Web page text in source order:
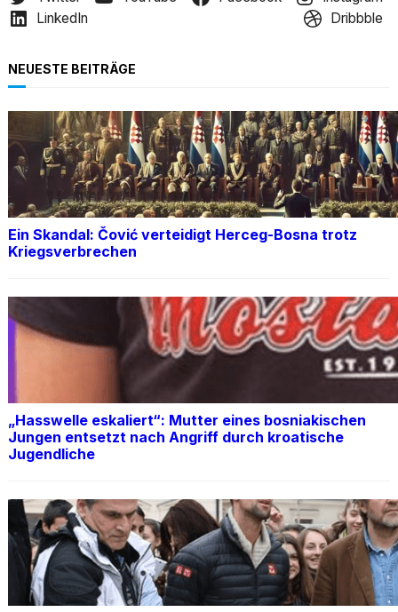
LinkedIn
Dribbble
NEUESTE BEITRÄGE
Ein Skandal: Čović verteidigt Herceg-Bosna trotz
Kriegsverbrechen
„Hasswelle eskaliert“: Mutter eines bosniakischen
Jungen entsetzt nach Angriff durch kroatische
Jugendliche